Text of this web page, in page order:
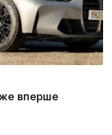
вперше